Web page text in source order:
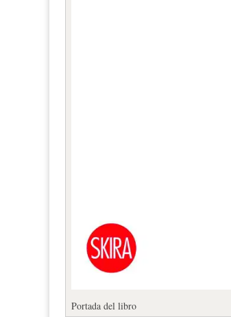
Portada del libro